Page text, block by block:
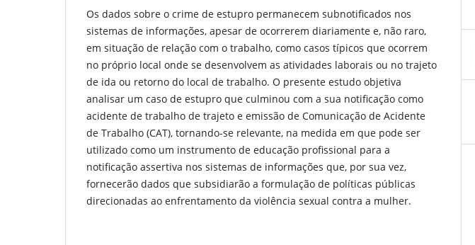
Os dados sobre o crime de estupro permanecem subnotificados nos
sistemas de informações, apesar de ocorrerem diariamente e, não raro,
em situação de relação com o trabalho, como casos típicos que ocorrem
no próprio local onde se desenvolvem as atividades laborais ou no trajeto
de ida ou retorno do local de trabalho. O presente estudo objetiva
analisar um caso de estupro que culminou com a sua notificação como
acidente de trabalho de trajeto e emissão de Comunicação de Acidente
de Trabalho (CAT), tornando-se relevante, na medida em que pode ser
utilizado como um instrumento de educação profissional para a
notificação assertiva nos sistemas de informações que, por sua vez,
fornecerão dados que subsidiarão a formulação de políticas públicas
direcionadas ao enfrentamento da violência sexual contra a mulher.